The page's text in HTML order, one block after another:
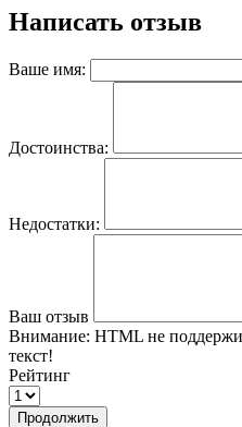
Написать отзыв
Ваше имя:
Достоинства:
Недостатки:
Ваш отзыв
Внимание: HTML не
текст!
Рейтинг
Продолжить